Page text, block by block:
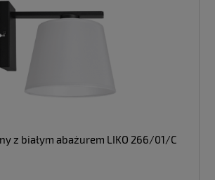
z białym abażurem LIKO 266/01/C